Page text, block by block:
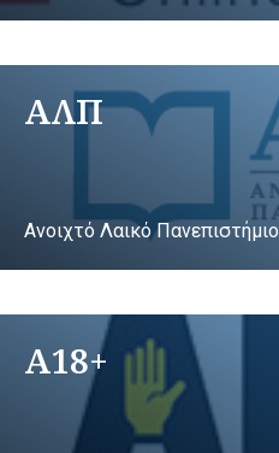
ΑΛΠ
Ανοιχτό Λαικό Πανεπιστήμιο
A18+